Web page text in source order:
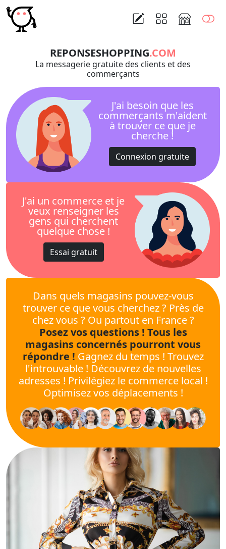
REPONSESHOPPING.COM
La messagerie gratuite des clients et des
commerçants
J'ai besoin que les
commerçants m'aident
à trouver ce que je
cherche !
Connexion gratuite
J'ai un commerce et je
veux renseigner les
gens qui cherchent
quelque chose !
Essai gratuit
Dans quels magasins pouvez-vous
trouver ce que vous cherchez ? Près de
chez vous ? Ou partout en France ?
Posez vos questions ! Tous les
magasins concernés pourront vous
répondre ! Gagnez du temps ! Trouvez
l'introuvable ! Découvrez de nouvelles
adresses ! Privilégiez le commerce local !
Optimisez vos déplacements !